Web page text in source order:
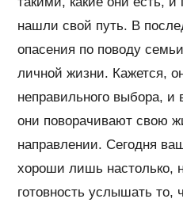
нашли свой путь. В
опасения по поводу
личной жизни. Кажется,
неправильного выбора, и
они поворачивают свою
направлении. Сегодня
хороши лишь настолько,
готовность услышать то,